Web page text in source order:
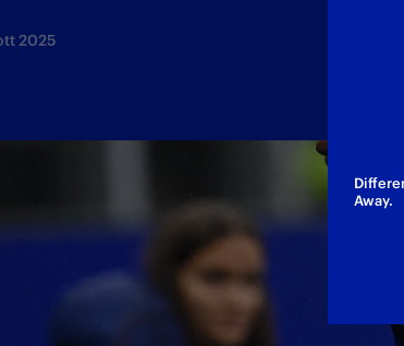
di Chivu sfida la formazione spagnola